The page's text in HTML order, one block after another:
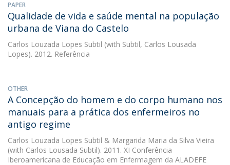
PAPER
Qualidade de vida e saúde mental na população
urbana de Viana do Castelo
Carlos Louzada Lopes Subtil (with Subtil, Carlos Lousada
Lopes). 2012. Referência
OTHER
A Concepção do homem e do corpo humano nos
manuais para a prática dos enfermeiros no
antigo regime
Carlos Louzada Lopes Subtil & Margarida Maria da Silva Vieira
(with Carlos Lousada Subtil). 2011. XI Conferência
Iberoamericana de Educação em Enfermagem da ALADEFE